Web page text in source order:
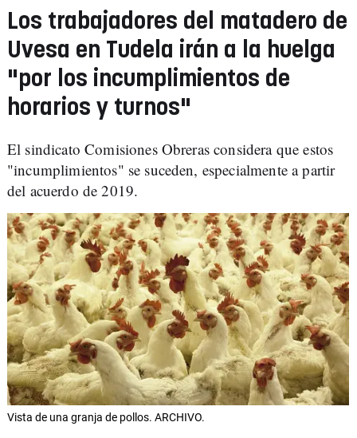
Los trabajadores del matadero de
Uvesa en Tudela irán a la huelga
"por los incumplimientos de
horarios y turnos"
El sindicato Comisiones Obreras considera que estos
"incumplimientos" se suceden, especialmente a partir
del acuerdo de 2019.
Vista de una granja de pollos. ARCHIVO.